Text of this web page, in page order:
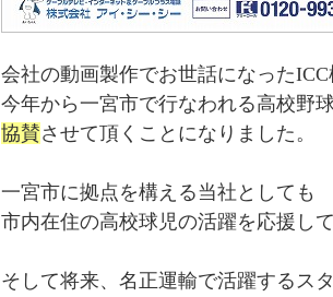
会社の動画製作でお世話になった
今年から一宮市で行なわれる高校野
協賛させて頂くことになりました。
一宮市に拠点を構える当社としても
市内在住の高校球児の活躍を応援し
そして将来、名正運輸で活躍するス